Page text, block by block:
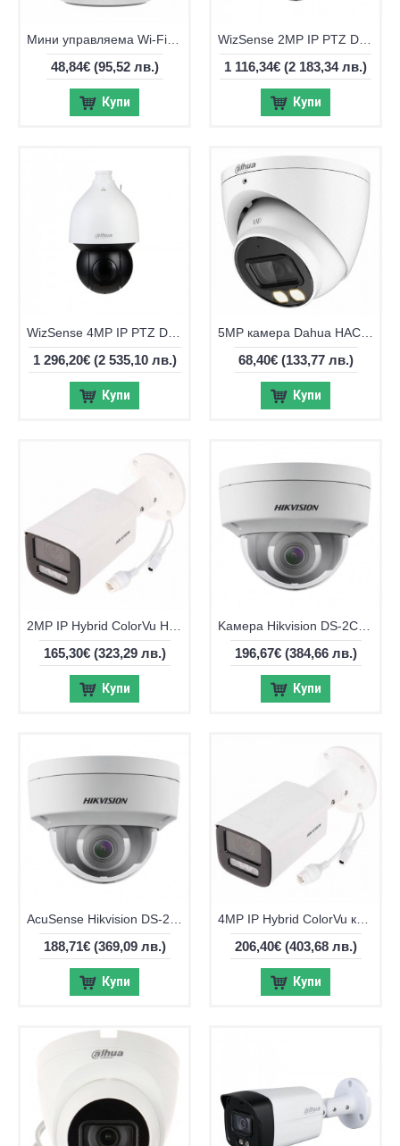
48,84€(95,52 лв.)
Купи
1 116,34€ (2 183,34 лв.)
Купи
1 296,20€(2 535,10 лв.)
Купи
68,40€(133,77 лв.)
Купи
165,30€(323,29 лв.)
Купи
196,67€(384,66 лв.)
Купи
188,71€(369,09 лв.)
Купи
206,40€(403,68 лв.)
Купи